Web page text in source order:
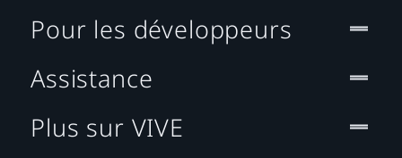
Pour les développeurs
Assistance
Plus sur VIVE